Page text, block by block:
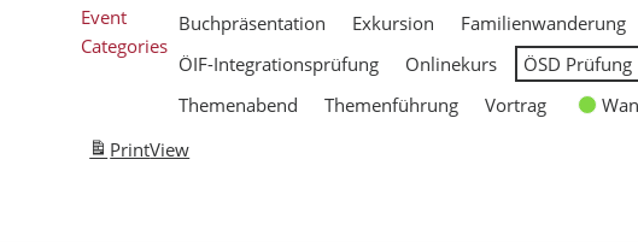
Event
Categories
Buchpräsentation Exkursion Familienwanderung
ÖIF-Integrationsprüfung
Onlinekurs ÖSD Prüfung
Themenabend
Themenführung Vortrag
PrintView